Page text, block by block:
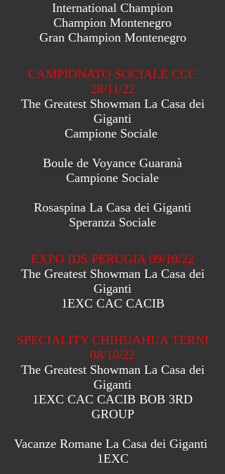
International Champion
Champion Montenegro
Gran Champion Montenegro
CAMPIONATO SOCIALE CCC
28/11/22
The Greatest Showman La Casa dei
Giganti
Campione Sociale
Boule de Voyance Guaranà
Campione Sociale
Rosaspina La Casa dei Giganti
Speranza Sociale
EXPO IDS PERUGIA 09/10/22
The Greatest Showman La Casa dei
Giganti
1EXC CAC CACIB
SPECIALITY CHIHUAHUA TERNI
08/10/22
The Greatest Showman La Casa dei
Giganti
1EXC CAC CACIB BOB 3RD
GROUP
Vacanze Romane La Casa dei Giganti
1EXC